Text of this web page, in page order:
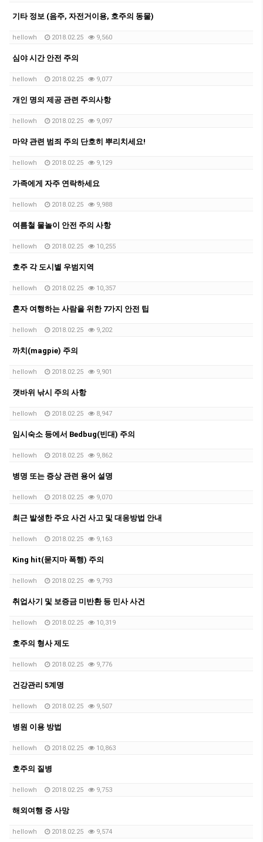
기타 정보 (음주, 자전거이용, 호주의 동물)
hellowh 2018.02.25 9,560
심야 시간 안전 주의
hellowh 2018.02.25 9,077
개인 명의 제공 관련 주의사항
hellowh 2018.02.25 9,097
마약 관련 범죄 주의 단호히 뿌리치세요!
hellowh 2018.02.25 9,129
가족에게 자주 연락하세요
hellowh 2018.02.25 9,988
여름철 물놀이 안전 주의 사항
hellowh 2018.02.25 10,255
호주 각 도시별 우범지역
hellowh 2018.02.25 10,357
혼자 여행하는 사람을 위한 7가지 안전 팁
hellowh 2018.02.25 9,202
까치(magpie) 주의
hellowh 2018.02.25 9,901
갯바위 낚시 주의 사항
hellowh 2018.02.25 8,947
임시숙소 등에서 Bedbug(빈대) 주의
hellowh 2018.02.25 9,862
병명 또는 증상 관련 용어 설명
hellowh 2018.02.25 9,070
최근 발생한 주요 사건 사고 및 대응방법 안내
hellowh 2018.02.25 9,163
King hit(묻지마 폭행) 주의
hellowh 2018.02.25 9,793
취업사기 및 보증금 미반환 등 민사 사건
hellowh 2018.02.25 10,319
호주의 형사 제도
hellowh 2018.02.25 9,776
건강관리 5계명
hellowh 2018.02.25 9,507
병원 이용 방법
hellowh 2018.02.25 10,863
호주의 질병
hellowh 2018.02.25 9,753
해외여행 중 사망
hellowh 2018.02.25 9,574